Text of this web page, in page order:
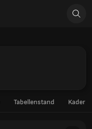
Tabellenstand Kader